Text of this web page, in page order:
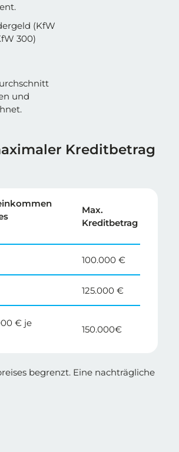
(KfW
300)
und
Kreditbetrag
Max.
Kreditbetrag
100.000 €
125.000 €
€ je
150.000€
begrenzt. Eine nachträgliche